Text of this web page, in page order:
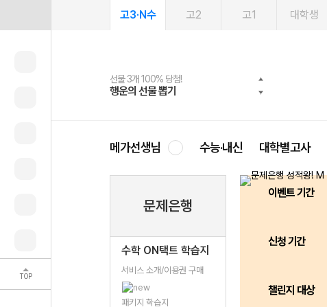
TOP
고3·N수 고2 고1 대학생
선물 3개 100% 당첨!
행운의 선물 뽑기
선물 100% 증정!
메가스터디 X 올리브
여름방학 스터디 캐시백
메가런 썸머스쿨
2027 러셀 단과
강사 공개선발
스마트러닝앱
설문 EVENT
메가패스
3일 무료 체험권
메가패스 수강생 무료혜택!
메가클럽 멤버십
사회공헌 캠페인
희망이룸 메가나눔
메가선생님 수능·내신 대학별고사
문제은행
수학 ON택트 학습지
서비스 소개/이용권 구매
패키지 학습지
이벤트 기간
신청 기간
챌린지 대상